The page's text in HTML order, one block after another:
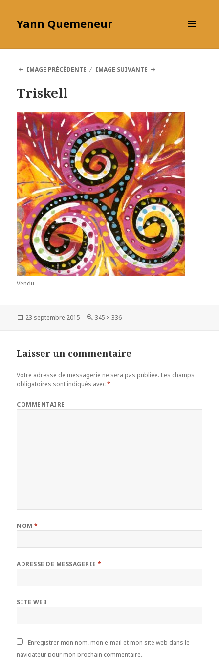
Yann Quemeneur
IMAGE PRÉCÉDENTE
IMAGE SUIVANTE
Triskell
Vendu
Publié
23 septembre 2015
Taille
345 × 336
Laisser un commentaire
Votre adresse de messagerie ne sera pas publiée. Les champs
obligatoires sont indiqués avec*
COMMENTAIRE
NOM*
ADRESSE DE MESSAGERIE*
SITE WEB
Enregistrer mon nom, mon e-mail et mon site web dans le
navigateur pour mon prochain commentaire.